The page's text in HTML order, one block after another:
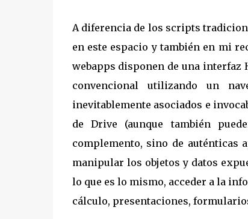
A diferencia de los scripts
en este espacio y también en mi
webapps disponen de una interfaz
convencional utilizando un
inevitablemente asociados e
de Drive (aunque también
complemento, sino de auténticas
manipular los objetos y datos
lo que es lo mismo, acceder a la
cálculo, presentaciones,